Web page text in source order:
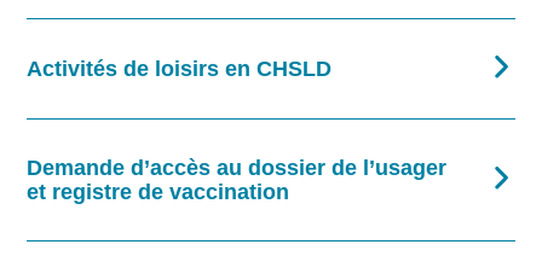
Activités de loisirs en CHSLD
Demande d’accès au dossier de l’usager
et registre de vaccination